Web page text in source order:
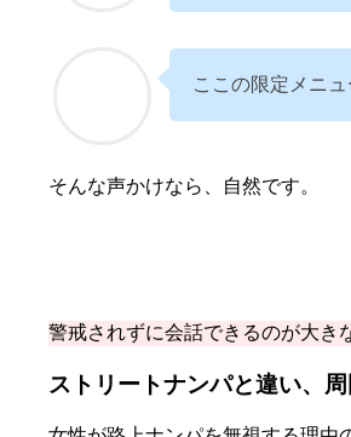
ここの限定メニ
そんな声かけなら、自然です。
警戒されずに会話できるのが大き
ストリートナンパと違い、